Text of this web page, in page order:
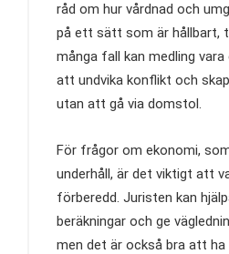
råd om hur vårdnad och
på ett sätt som är hållbart,
många fall kan medling
att undvika konflikt och
utan att gå via domstol.
För frågor om ekonomi,
underhåll, är det viktigt att
förberedd. Juristen kan
beräkningar och ge
men det är också bra att ha